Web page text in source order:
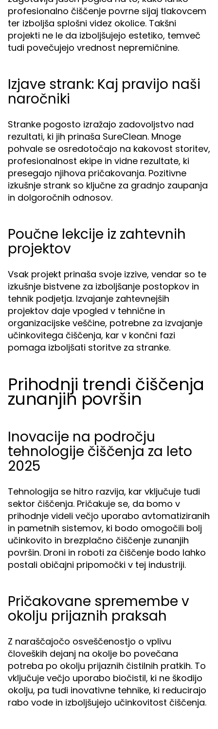
profesionalno čiščenje povrne sijaj tlakovcem
ter izboljša splošni videz okolice. Takšni
projekti ne le da izboljšujejo estetiko, temveč
tudi povečujejo vrednost nepremičnine.
Izjave strank: Kaj pravijo naši
naročniki
Stranke pogosto izražajo zadovoljstvo nad
rezultati, ki jih prinaša SureClean. Mnoge
pohvale se osredotočajo na kakovost storitev,
profesionalnost ekipe in vidne rezultate, ki
presegajo njihova pričakovanja. Pozitivne
izkušnje strank so ključne za gradnjo zaupanja
in dolgoročnih odnosov.
Poučne lekcije iz zahtevnih
projektov
Vsak projekt prinaša svoje izzive, vendar so te
izkušnje bistvene za izboljšanje postopkov in
tehnik podjetja. Izvajanje zahtevnejših
projektov daje vpogled v tehnične in
organizacijske veščine, potrebne za izvajanje
učinkovitega čiščenja, kar v končni fazi
pomaga izboljšati storitve za stranke.
Prihodnji trendi čiščenja
zunanjih površin
Inovacije na področju
tehnologije čiščenja za leto
2025
Tehnologija se hitro razvija, kar vključuje tudi
sektor čiščenja. Pričakuje se, da bomo v
prihodnje videli večjo uporabo avtomatiziranih
in pametnih sistemov, ki bodo omogočili bolj
učinkovito in brezplačno čiščenje zunanjih
površin. Droni in roboti za čiščenje bodo lahko
postali običajni pripomočki v tej industriji.
Pričakovane spremembe v
okolju prijaznih praksah
Z naraščajočo osveščenostjo o vplivu
človeških dejanj na okolje bo povečana
potreba po okolju prijaznih čistilnih pratkih. To
vključuje večjo uporabo biočistil, ki ne škodijo
okolju, pa tudi inovativne tehnike, ki reducirajo
rabo vode in izboljšujejo učinkovitost čiščenja.